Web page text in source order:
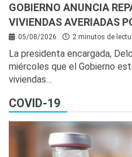
GOBIERNO ANUNCIA
VIVIENDAS AVERIADAS
05/08/2026 2 minutos de
La presidenta encargada,
miércoles que el Gobierno
viviendas…
COVID-19